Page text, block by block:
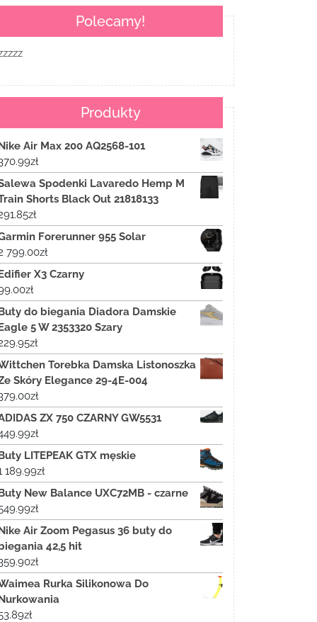
Polecamy!
Produkty
Air Max 200 AQ2568-101
zł
Spodenki Lavaredo Hemp M
Shorts Black Out 21818133
zł
Forerunner 955 Solar
799.00zł
X3 Czarny
zł
do biegania Diadora Damskie
5 W 2353320 Szary
zł
Torebka Damska Listonoszka
Skóry Elegance 29-4E-004
zł
ZX 750 CZARNY GW5531
zł
LITEPEAK GTX męskie
189.99zł
New Balance UXC72MB - czarne
zł
Air Zoom Pegasus 36 buty do
42,5 hit
zł
Rurka Silikonowa Do
zł